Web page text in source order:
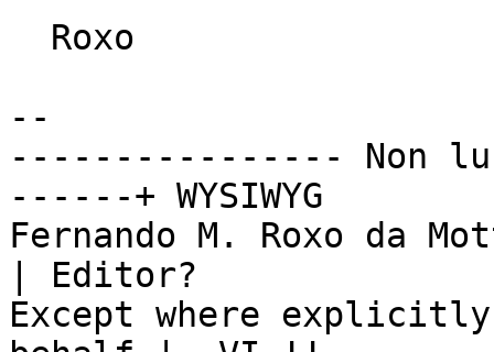
--
---------------- Non
------+ WYSIWYG
Fernando M. Roxo da
| Editor?
Except where